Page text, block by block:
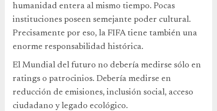
humanidad entera al mismo tiempo. Pocas
instituciones poseen semejante poder cultural.
Precisamente por eso, la FIFA tiene también una
enorme responsabilidad histórica.
El Mundial del futuro no debería medirse sólo en
ratings o patrocinios. Debería medirse en
reducción de emisiones, inclusión social, acceso
ciudadano y legado ecológico.